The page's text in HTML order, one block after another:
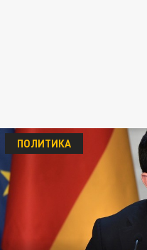
ПОЛИТИКА